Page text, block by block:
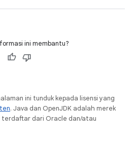
ini membantu?
ini tunduk kepada lisensi yang
. Java dan OpenJDK adalah merek
dari Oracle dan/atau